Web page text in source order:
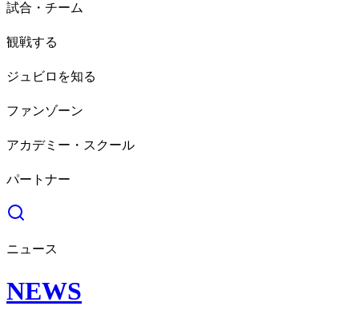
試合・チーム
観戦する
ジュビロを知る
ファンゾーン
アカデミー・スクール
パートナー
ニュース
NEWS